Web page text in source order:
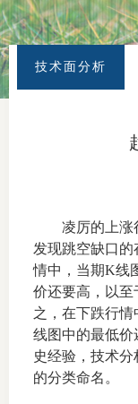
技术面分析
凌厉的上涨行
发现跳空缺口
情中，当期K线
价还要高，以至
之，在下跌行
线图中的最低
史经验，技术
的分类命名。